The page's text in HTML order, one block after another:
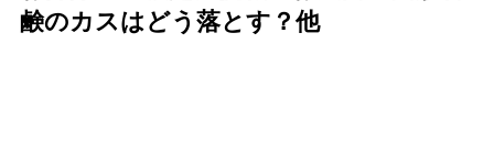
鹸のカスはどう落とす？他